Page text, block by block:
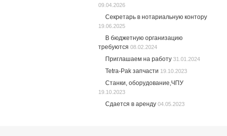
09.04.2026
Секретарь в нотариальную контору
19.06.2025
В бюджетную организацию
требуются 08.02.2024
Приглашаем на работу 31.01.2024
Tetra-Pak запчасти 19.10.2023
Станки, оборудование,ЧПУ
19.10.2023
Сдается в аренду 04.05.2023